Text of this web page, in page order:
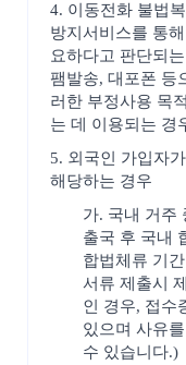
4. 이동전화 불법
방지서비스를 통
요하다고 판단되
팸발송, 대포폰 등
러한 부정사용 목
는 데 이용되는 경
5. 외국인 가입자
해당하는 경우
가. 국내 거주
출국 후 국내
합법체류 기
서류 제출시
인 경우, 접수
있으며 사유
수 있습니다.)